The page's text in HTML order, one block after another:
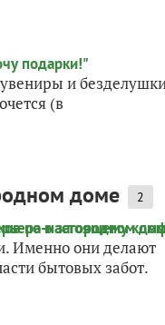
и
(в
доме 2
Именно они делают
бытовых забот.